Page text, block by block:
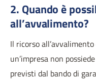
2. Quando è
all’avvalimento?
Il ricorso
un’impresa non
previsti dal bando di